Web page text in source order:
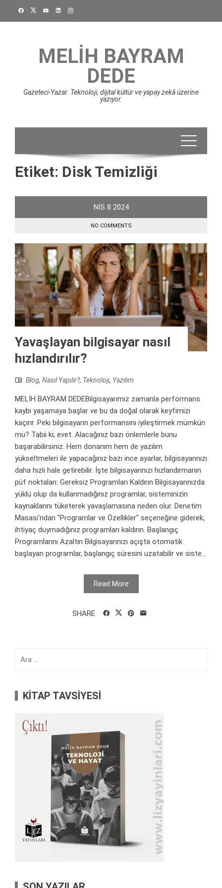
MELIH BAYRAM
DEDE
Gazeteci-Yazar. Teknoloji, dijital kültür ve yapay zekâ üzerine
yazıyor.
Etiket: Disk Temizliği
NIS 8 2024
NO COMMENTS
Yavaşlayan bilgisayar nasıl
hızlandırılır?
Blog, Nasıl Yapılır?, Teknoloji, Yazılım
MELİH BAYRAM DEDEBilgisayarımız zamanla performans
kaybı yaşamaya başlar ve bu da doğal olarak keyfimizi
kaçırır. Peki bilgisayarın performansını iyileştirmek mümkün
mü? Tabii ki; evet. Alacağınız bazı önlemlerle bunu
başarabilirsiniz. Hem donanım hem de yazılım
yükseltmeleri ile yapacağınız bazı ince ayarlar, bilgisayarınızı
daha hızlı hale getirebilir. İşte bilgisayarınızı hızlandırmanın
püf noktaları: Gereksiz Programları Kaldırın Bilgisayarınızda
yüklü olup da kullanmadığınız programlar, sisteminizin
kaynaklarını tüketerek yavaşlamasına neden olur. Denetim
Masası'ndan "Programlar ve Özellikler" seçeneğine giderek,
ihtiyaç duymadığınız programları kaldırın. Başlangıç
Programlarını Azaltın Bilgisayarınızı açışta otomatik
başlayan programlar, başlangıç süresini uzatabilir ve siste...
Read More
SHARE
KİTAP TAVSİYESİ